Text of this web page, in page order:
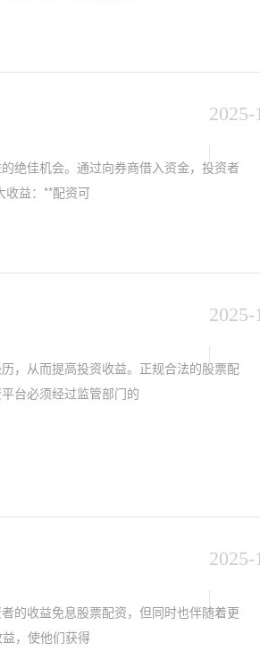
绝佳机会。通过向券商借入资金，投资者
收益：**配资可
2025-
，从而提高投资收益。正规合法的股票配
台必须经过监管部门的
2025-
的收益免息股票配资，但同时也伴随着更
，使他们获得